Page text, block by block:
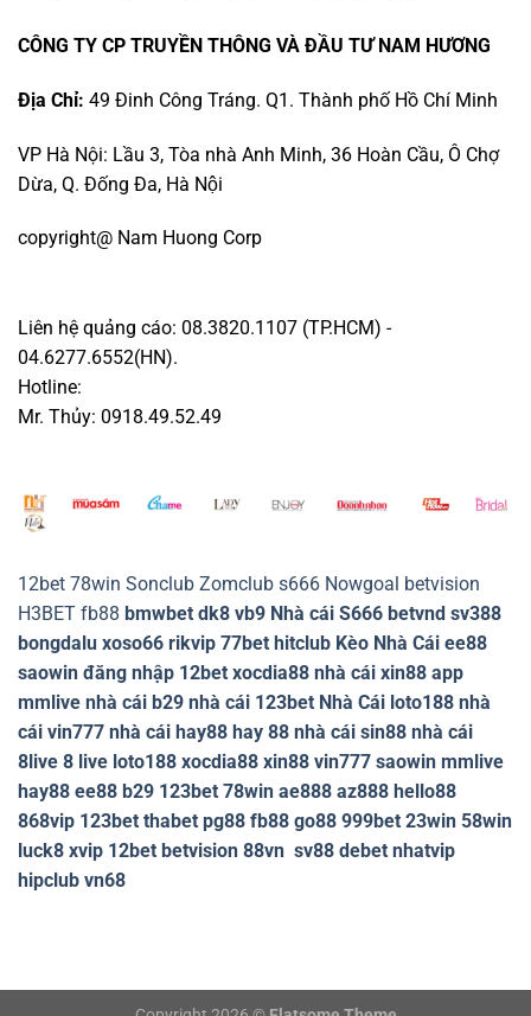
CÔNG TY CP TRUYỀN THÔNG VÀ ĐẦU TƯ NAM HƯƠNG
Địa Chỉ: 49 Đinh Công Tráng. Q1. Thành phố Hồ Chí Minh
VP Hà Nội: Lầu 3, Tòa nhà Anh Minh, 36 Hoàn Cầu, Ô Chợ
Dừa, Q. Đống Đa, Hà Nội
copyright@ Nam Huong Corp
Liên hệ quảng cáo: 08.3820.1107 (TP.HCM) -
04.6277.6552(HN).
Hotline:
Mr. Thủy: 0918.49.52.49
12bet 78win Sonclub Zomclub s666 Nowgoal betvision
H3BET fb88 bmwbet dk8 vb9 Nhà cái S666 betvnd sv388
bongdalu xoso66 rikvip 77bet hitclub Kèo Nhà Cái ee88
saowin đăng nhập 12bet xocdia88 nhà cái xin88 app
mmlive nhà cái b29 nhà cái 123bet Nhà Cái loto188 nhà
cái vin777 nhà cái hay88 hay 88 nhà cái sin88 nhà cái
8live 8 live loto188 xocdia88 xin88 vin777 saowin mmlive
hay88 ee88 b29 123bet 78win ae888 az888 hello88
868vip 123bet thabet pg88 fb88 go88 999bet 23win 58win
luck8 xvip 12bet betvision 88vn sv88 debet nhatvip
hipclub vn68